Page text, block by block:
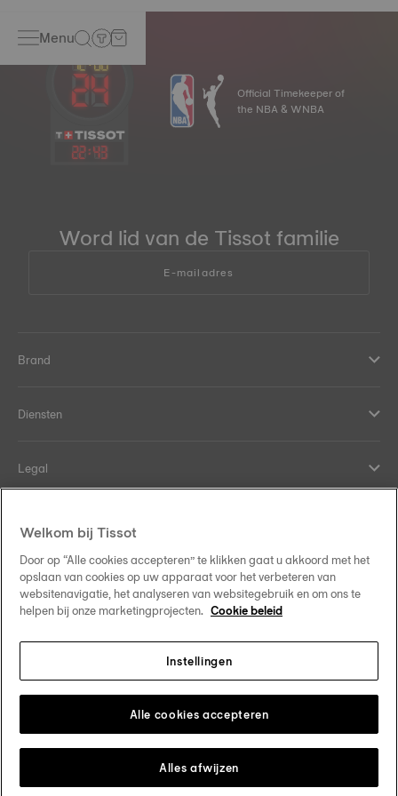
Menu
22:43
Official Timekeeper of
the NBA & WNBA
Word lid van de Tissot familie
E-mailadres
Brand
Diensten
Legal
Our commitments
Follow us on social media
Change country Tissot Copyrights 2026
Welkom bij Tissot
Door op “Alle cookies accepteren” te klikken gaat u akkoord met het
opslaan van cookies op uw apparaat voor het verbeteren van
websitenavigatie, het analyseren van websitegebruik en om ons te
helpen bij onze marketingprojecten. Cookie beleid
Instellingen
Alles afwijzen
Alle cookies accepteren